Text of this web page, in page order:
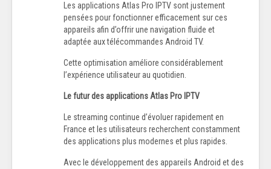
Les applications Atlas Pro IPTV sont justement
pensées pour fonctionner efficacement sur ces
appareils afin d’offrir une navigation fluide et
adaptée aux télécommandes Android TV.
Cette optimisation améliore considérablement
l’expérience utilisateur au quotidien.
Le futur des applications Atlas Pro IPTV
Le streaming continue d’évoluer rapidement en
France et les utilisateurs recherchent constamment
des applications plus modernes et plus rapides.
Avec le développement des appareils Android et des